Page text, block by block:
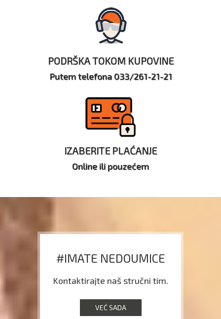
PODRŠKA TOKOM KUPOVINE
Putem telefona 033/261-21-21
IZABERITE PLAĆANJE
Online ili pouzećem
#IMATE NEDOUMICE
Kontaktirajte naš stručni tim.
VEĆ SADA